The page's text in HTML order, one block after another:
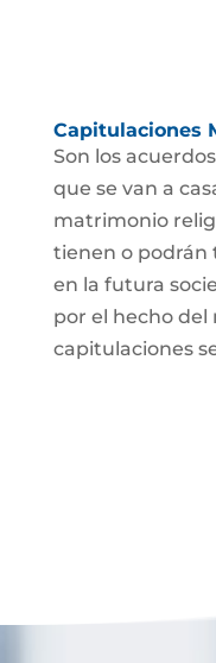
Capitulaciones
Son los
que se van a
matrimonio
tienen o podrán
en la futura
por el hecho
capitulaciones